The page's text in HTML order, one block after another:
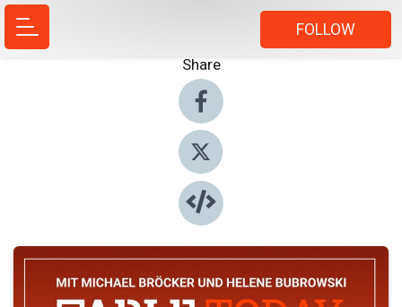
FOLLOW
Share